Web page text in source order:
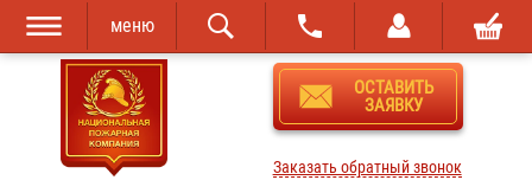
Перейти к
основному
содержанию
Skip to
navigation
меню
ОСТАВИТЬ
ЗАЯВКУ
Заказать обратный звонок